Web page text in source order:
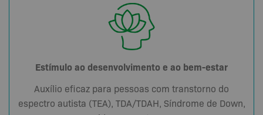
Estímulo ao desenvolvimento e ao bem-estar
Auxílio eficaz para pessoas com transtorno do
espectro autista (TEA), TDA/TDAH, Síndrome de Down,